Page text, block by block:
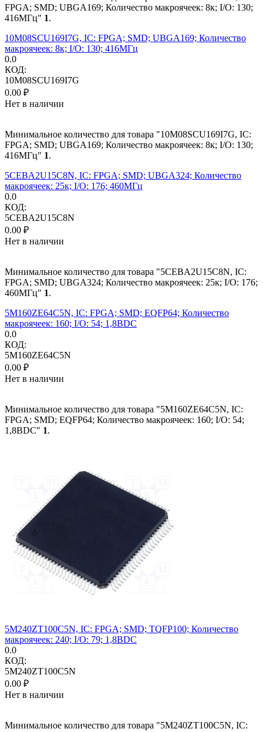
FPGA; SMD; UBGA169; Количество макроячеек: 8к; I/O: 130;
416МГц" 1.
10M08SCU169I7G, IC: FPGA; SMD; UBGA169; Количество
макроячеек: 8к; I/O: 130; 416МГц
0.0
КОД:
10M08SCU169I7G
0.00 ₽
Нет в наличии
Минимальное количество для товара "10M08SCU169I7G, IC:
FPGA; SMD; UBGA169; Количество макроячеек: 8к; I/O: 130;
416МГц" 1.
5CEBA2U15C8N, IC: FPGA; SMD; UBGA324; Количество
макроячеек: 25к; I/O: 176; 460МГц
0.0
КОД:
5CEBA2U15C8N
0.00 ₽
Нет в наличии
Минимальное количество для товара "5CEBA2U15C8N, IC:
FPGA; SMD; UBGA324; Количество макроячеек: 25к; I/O: 176;
460МГц" 1.
5M160ZE64C5N, IC: FPGA; SMD; EQFP64; Количество
макроячеек: 160; I/O: 54; 1,8ВDC
0.0
КОД:
5M160ZE64C5N
0.00 ₽
Нет в наличии
Минимальное количество для товара "5M160ZE64C5N, IC:
FPGA; SMD; EQFP64; Количество макроячеек: 160; I/O: 54;
1,8ВDC" 1.
5M240ZT100C5N, IC: FPGA; SMD; TQFP100; Количество
макроячеек: 240; I/O: 79; 1,8ВDC
0.0
КОД:
5M240ZT100C5N
0.00 ₽
Нет в наличии
Минимальное количество для товара "5M240ZT100C5N, IC: